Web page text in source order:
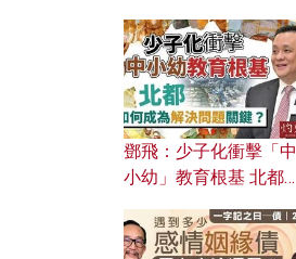
濟為何仍然低迷？
鄧飛：少子化衝擊「中
小幼」教育根基 北都如